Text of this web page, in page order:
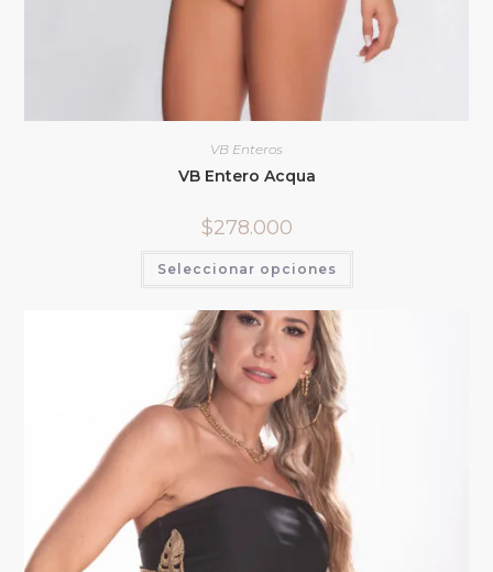
VB Enteros
VB Entero Acqua
$278.000
Seleccionar opciones